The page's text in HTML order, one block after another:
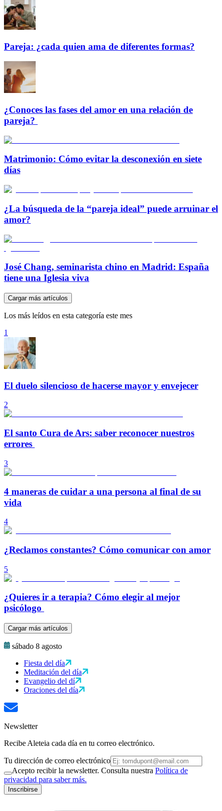
Pareja: ¿cada quien ama de diferentes formas?
¿Conoces las fases del amor en una relación de
pareja?
Matrimonio: Cómo evitar la desconexión en siete
días
¿La búsqueda de la “pareja ideal” puede arruinar el
amor?
José Chang, seminarista chino en Madrid: España
tiene una Iglesia viva
Cargar más artículos
Los más leídos en esta categoría este mes
1
El duelo silencioso de hacerse mayor y envejecer
2
El santo Cura de Ars: saber reconocer nuestros
errores
3
4 maneras de cuidar a una persona al final de su
vida
4
¿Reclamos constantes? Cómo comunicar con amor
5
¿Quieres ir a terapia? Cómo elegir al mejor
psicólogo
Cargar más artículos
sábado 8 agosto
Fiesta del día
Meditación del día
Evangelio del dí
Oraciones del día
Newsletter
Recibe Aleteia cada día en tu correo electrónico.
Tu dirección de correo electrónico
Acepto recibir la newsletter. Consulta nuestra Política de
privacidad para saber más.
Inscribirse